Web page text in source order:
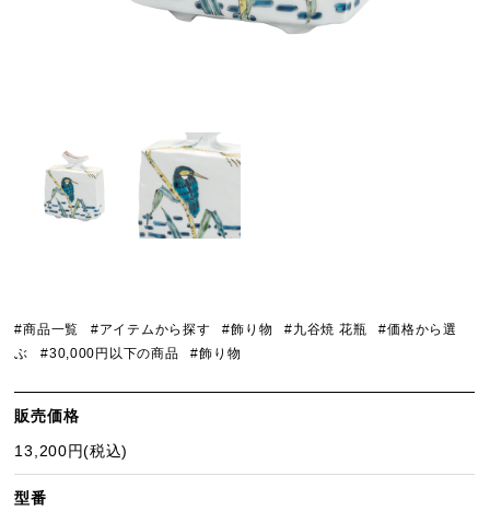
#商品一覧 #アイテムから探す #飾り物 #九谷焼 花瓶
#価格から選
ぶ
#30,000円以下の商品 #飾り物
販売価格
13,200円(税込)
型番